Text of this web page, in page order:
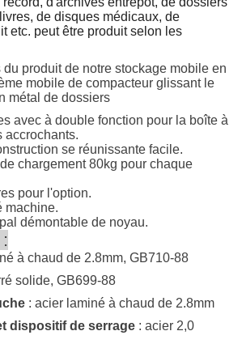
de disques médicaux, de
etc. peut être produit selon les
du produit de notre stockage mobile en
mobile de compacteur glissant le
métal de dossiers
avec à double fonction pour la boîte à
accrochants.
se réunissante facile.
chargement 80kg pour chaque
pour l'option.
machine.
démontable de noyau.
à chaud de 2.8mm, GB710-88
solide, GB699-88
: acier laminé à chaud de 2.8mm
dispositif de serrage : acier 2,0